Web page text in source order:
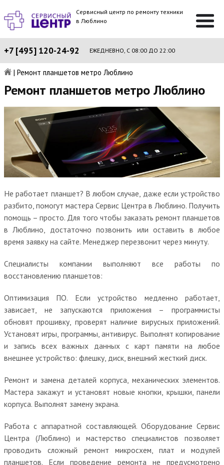
Сервисный центр по ремонту техники
в Люблино
+7 [495] 120-24-92 ЕЖЕДНЕВНО, С 08:00 ДО 22:00
| Ремонт планшетов метро Люблино
Ремонт планшетов метро Люблино
Не работает планшет? В любом случае, даже если устройство
разбито, помогут мастера Сервис Центра в Люблино. Получить
помощь – просто. Для того чтобы заказать ремонт планшетов
в Люблино, достаточно позвонить или оставить в любое
время заявку на сайте. Менеджер перезвонит через минуту.
Специалисты компании выполняют все работы по
восстановлению планшетов:
Оптимизация ПО. Если устройство медленно работает,
зависает, не запускаются приложения – программисты
обновят прошивку, проверят наличие вирусных приложений.
Установят игры, программы, антивирус. Выполнят копирование
и запись всех важных данных с карт памяти на любое
внешнее устройство: флешку, диск, внешний жесткий диск.
Ремонт и замена деталей корпуса, механических элементов.
Мастера закажут и установят новые кнопки, крышки, панели
корпуса. Выполнят замену экрана.
Работа с аппаратной составляющей. Оборудование Сервис
Центра (Люблино) и мастерство специалистов позволяет
проводить сложный ремонт микросхем, плат и модулей
планшетов. Если проведение ремонта не предусмотрено